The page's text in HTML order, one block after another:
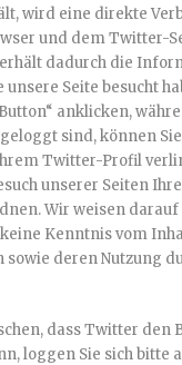
wird eine direkte
und dem Twitter-
dadurch die
Seite besucht
anklicken,
sind, können
Twitter-Profil
unserer Seiten
Wir weisen darauf
Kenntnis vom
deren Nutzung
dass Twitter den
loggen Sie sich bitte